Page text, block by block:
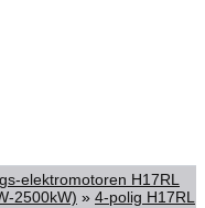
elektromotoren H17RL
2500kW) » 4-polig H17RL